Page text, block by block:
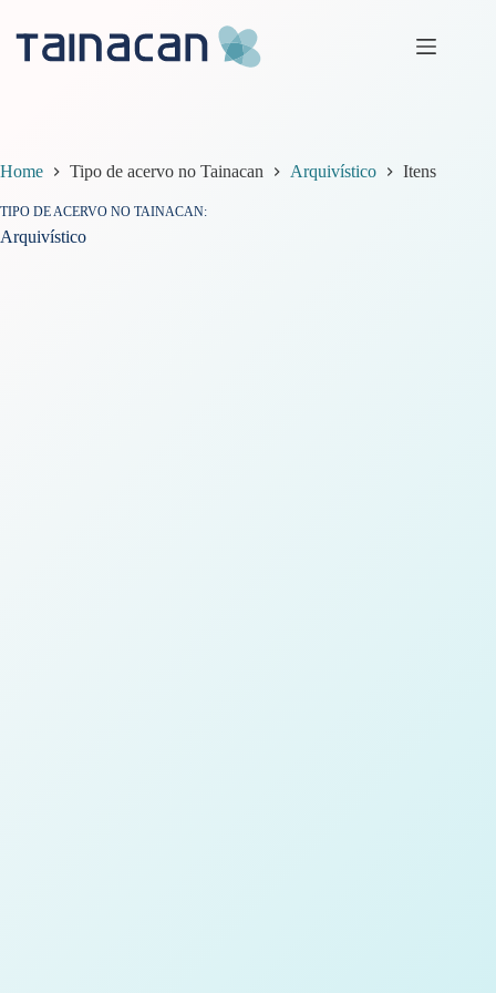
conteúdo
Home Tipo de acervo no Tainacan Arquivístico Itens
TIPO DE ACERVO NO TAINACAN
Arquivístico